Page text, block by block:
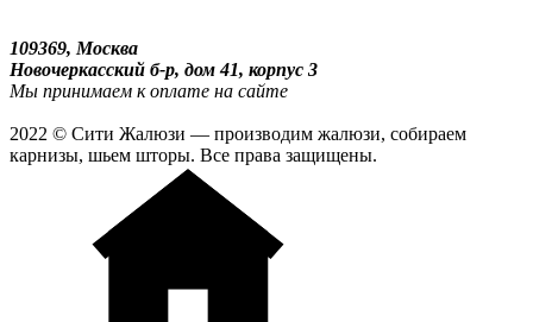
109369, Москва
Новочеркасский б-р, дом 41, корпус 3
Мы принимаем к оплате на сайте
2022 © Сити Жалюзи — производим жалюзи, собираем
карнизы, шьем шторы. Все права защищены.